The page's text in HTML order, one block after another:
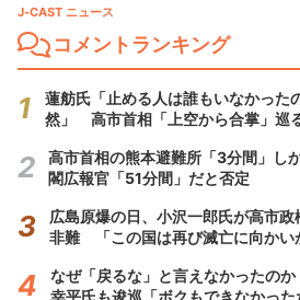
J-CAST ニュース
コメントランキング
蓮舫氏「止める人は誰もいなかった
然」 高市首相「上空から合掌」巡
高市首相の熊本避難所「3分間」
閣広報官「51分間」だと否定
広島原爆の日、小沢一郎氏が高市
非難 「この国は再び滅亡に向かい
なぜ「戻るな」と言えなかったの
幸平氏も逡巡「ボクもできなかった